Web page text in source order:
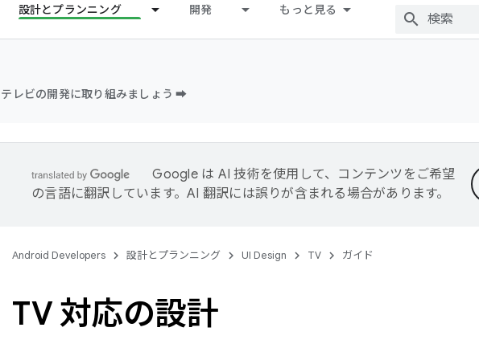
設計とプランニング 開発 もっと見る
テレビの開発に取り組みましょう ➡️
Google は AI 技術を使用して、コンテンツをご希望
の言語に翻訳しています。AI 翻訳には誤りが含まれる場合があります。
Android Developers 設計とプランニング UI Design TV ガイド
TV 対応の設計